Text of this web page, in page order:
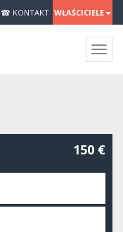
☎ KONTAKT WŁAŚCICIELE
150 €